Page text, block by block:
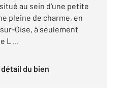
situé au sein d'une petite
pleine de charme, en
Oise, à seulement
L ...
détail du bien